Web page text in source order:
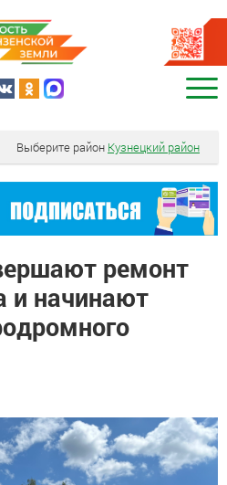
Выберите район Кузнецкий район
ремонт
и начинают